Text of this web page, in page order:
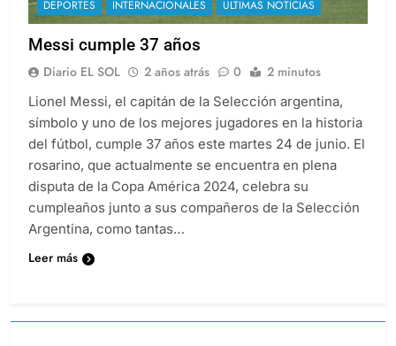
DEPORTES INTERNACIONALES ULTIMAS NOTICIAS
Messi cumple 37 años
Diario EL SOL 2 años atrás 0 2 minutos
Lionel Messi, el capitán de la Selección argentina,
símbolo y uno de los mejores jugadores en la historia
del fútbol, cumple 37 años este martes 24 de junio. El
rosarino, que actualmente se encuentra en plena
disputa de la Copa América 2024, celebra su
cumpleaños junto a sus compañeros de la Selección
Argentina, como tantas…
Leer más